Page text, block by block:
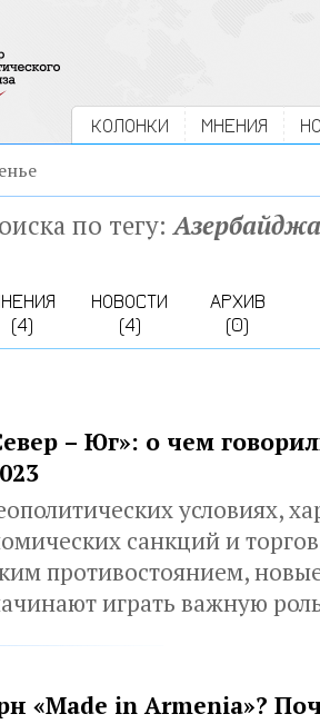
КОЛОНКИ МНЕНИЯ
по тегу:
(4)
НОВОСТИ
(4)
АРХИВ
(0)
– Юг»: о чем
условиях,
санкций и
противостоянием,
играть важную
«Made in Armenia»?